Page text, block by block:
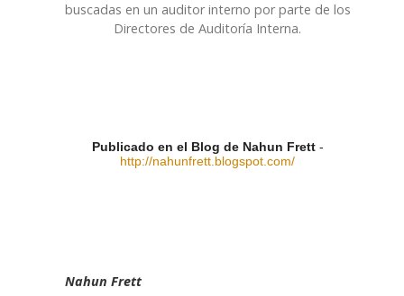
buscadas en un auditor interno por parte de los
Directores de Auditoría Interna.
Publicado en el Blog de Nahun Frett-
http://nahunfrett.blogspot.com/
Nahun Frett